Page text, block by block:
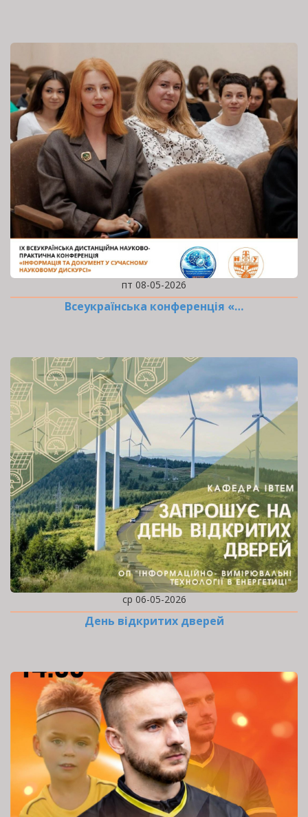
пт 08-05-2026
Всеукраїнська конференція «…
ср 06-05-2026
День відкритих дверей